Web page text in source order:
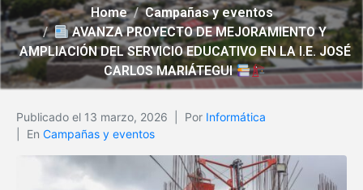
Home
Campañas y eventos
AVANZA PROYECTO DE MEJORAMIENTO Y
AMPLIACIÓN DEL SERVICIO EDUCATIVO EN LA I.E. JOSÉ
CARLOS MARIÁTEGUI
Publicado el 13 marzo, 2026 Por Informática
En Campañas y eventos